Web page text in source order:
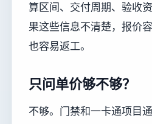
算区间、交付周期、验收
果这些信息不清楚，报价
也容易返工。
只问单价够不够？
不够。门禁和一卡通项目